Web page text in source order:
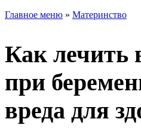
Главное меню » Материнство
Как лечить
при
вреда для